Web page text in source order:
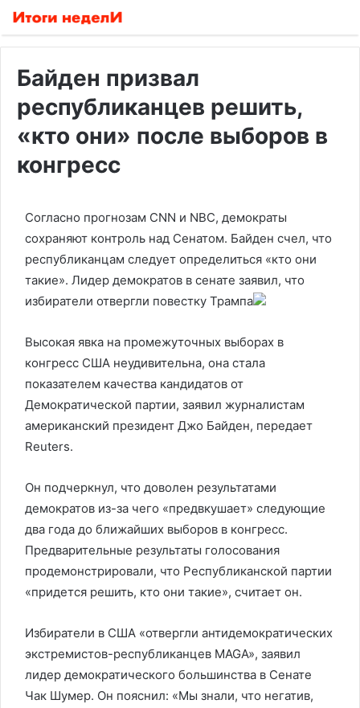
Байден призвал
республиканцев решить,
«кто они» после выборов в
конгресс
Согласно прогнозам CNN и NBC, демократы
сохраняют контроль над Сенатом. Байден счел, что
республиканцам следует определиться «кто они
такие». Лидер демократов в сенате заявил, что
избиратели отвергли повестку Трампа
Высокая явка на промежуточных выборах в
конгресс США неудивительна, она стала
показателем качества кандидатов от
Демократической партии, заявил журналистам
американский президент Джо Байден, передает
Reuters.
Он подчеркнул, что доволен результатами
демократов из-за чего «предвкушает» следующие
два года до ближайших выборов в конгресс.
Предварительные результаты голосования
продемонстрировали, что Республиканской партии
«придется решить, кто они такие», считает он.
Избиратели в США «отвергли антидемократических
экстремистов-республиканцев MAGA», заявил
лидер демократического большинства в Сенате
Чак Шумер. Он пояснил: «Мы знали, что негатив,